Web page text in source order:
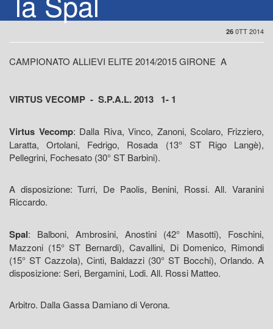
26 0TT 2014
CAMPIONATO ALLIEVI ELITE 2014/2015 GIRONE A
VIRTUS VECOMP - S.P.A.L. 2013 1- 1
Virtus Vecomp: Dalla Riva, Vinco, Zanoni, Scolaro, Frizziero,
Laratta, Ortolani, Fedrigo, Rosada (13° ST Rigo Langè),
Pellegrini, Fochesato (30° ST Barbini).
A disposizione: Turri, De Paolis, Benini, Rossi. All. Varanini
Riccardo.
Spal: Balboni, Ambrosini, Anostini (42° Masotti), Foschini,
Mazzoni (15° ST Bernardi), Cavallini, Di Domenico, Rimondi
(15° ST Cazzola), Cinti, Baldazzi (30° ST Bocchi), Orlando. A
disposizione: Seri, Bergamini, Lodi. All. Rossi Matteo.
Arbitro. Dalla Gassa Damiano di Verona.